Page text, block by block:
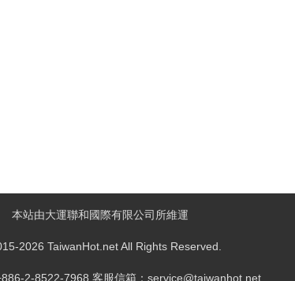
本站由大運聯和國際有限公司所維運
2026 TaiwanHot.net All Rights Reserved.
2-8522-7968 客服信箱：service@taiwanhot.net